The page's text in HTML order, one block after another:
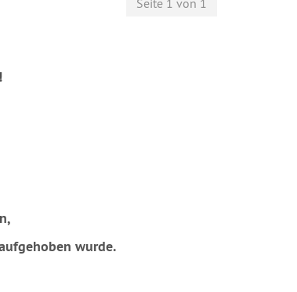
wurde.